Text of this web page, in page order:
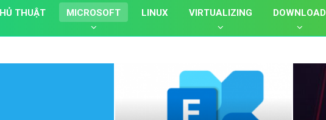
THUẬT MICROSOFT LINUX VIRTUALIZING DOWNLOAD